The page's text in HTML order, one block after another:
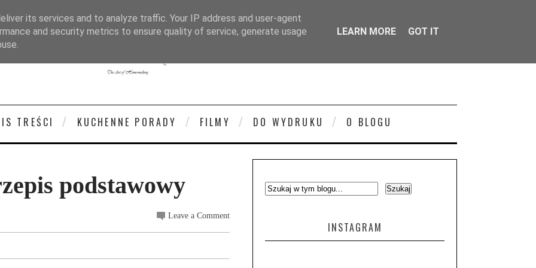
TREŚCI KUCHENNE PORADY FILMY DO WYDRUKU O BLOGU
podstawowy
Leave a Comment
INSTAGRAM
its services and to analyze traffic. Your IP address and user-agent
and security metrics to ensure quality of service, generate usage
LEARN MORE GOT IT